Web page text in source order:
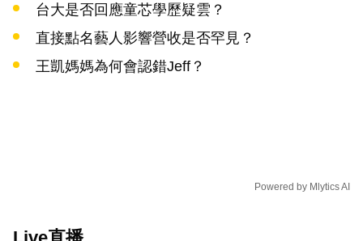
台大是否回應童芯學歷疑雲？
直接點名藝人影響營收是否罕見？
王凱媽媽為何會認錯Jeff？
Powered by Mlytics AI